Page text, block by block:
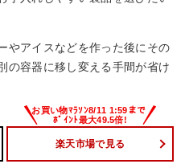
やアイスなどを作った後にその
の容器に移し変える手間が省け
楽天市場で見る